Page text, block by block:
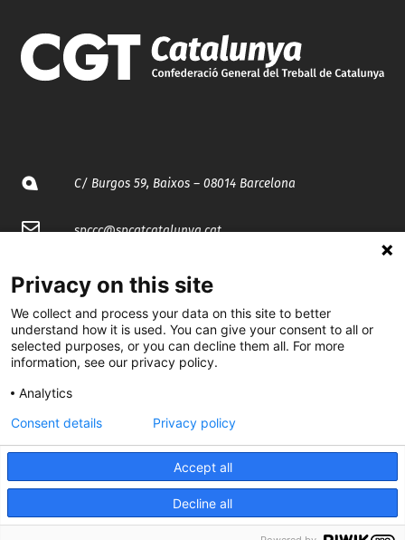
C/ Burgos 59, Baixos – 08014 Barcelona
spccc@spcgtcatalunya.cat
@CGTCatalunya
cgtcatalunya
CGTCatalunya
cgtcatalunya
Desenvolupat per
Privacy on this site
We collect and process your data on this site to better
understand how it is used. You can give your consent to all or
selected purposes, or you can decline them all. For more
information, see our privacy policy.
Analytics
Accept all
Decline all
Consent details Privacy policy